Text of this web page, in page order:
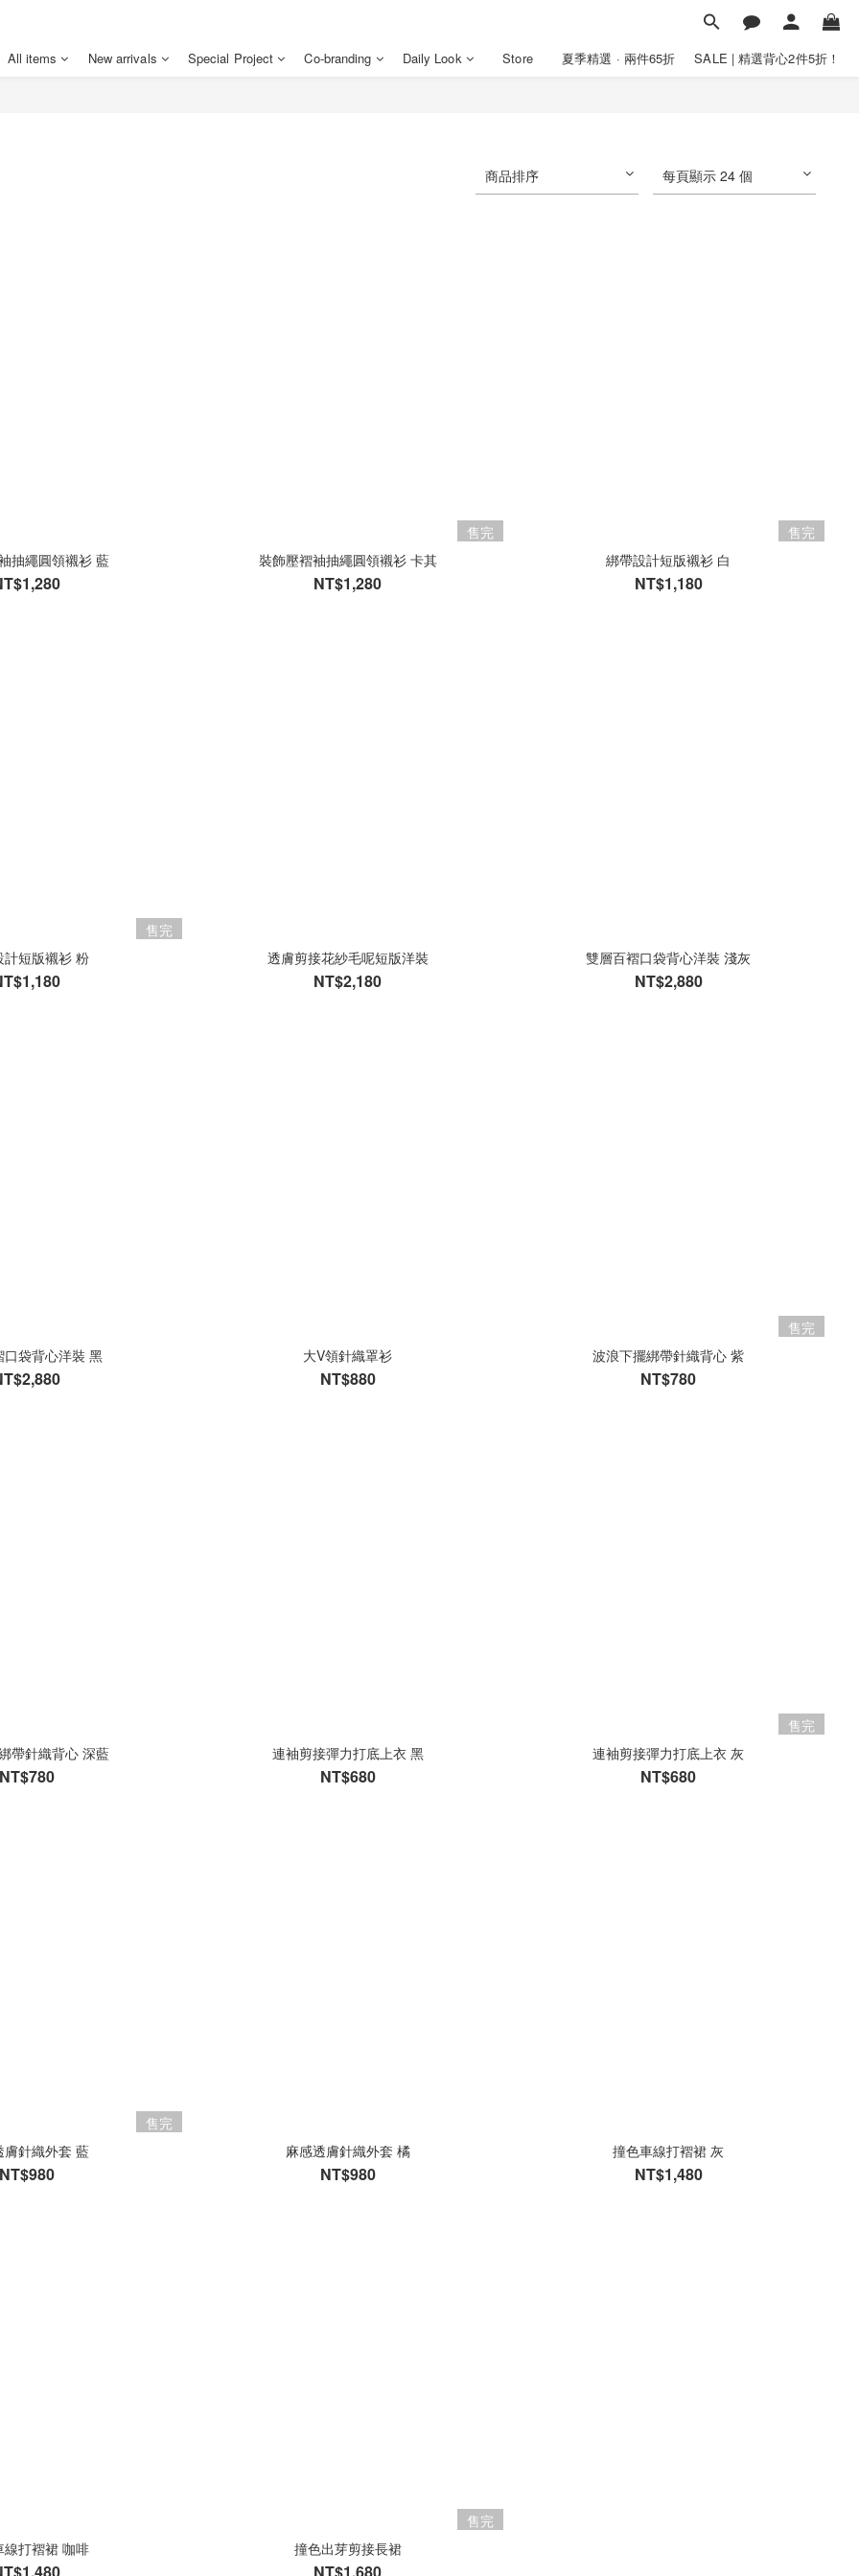
All items New arrivals Special Project Co-branding Daily Look Store 夏季精選 · 兩件65折 SALE | 精選背心2件5折！
商品排序 每頁顯示 24 個
抽繩圓領襯衫 藍
售完
裝飾壓褶袖抽繩圓領襯衫 卡其
NT$1,280
售完
綁帶設計短版襯衫 白
NT$1,180
售完
計短版襯衫 粉
透膚剪接花紗毛呢短版洋裝
NT$2,180
雙層百褶口袋背心洋裝 淺灰
NT$2,880
口袋背心洋裝 黑 大V領針織罩衫
NT$880
售完
波浪下擺綁帶針織背心 紫
NT$780
帶針織背心 深藍 連袖剪接彈力打底上衣 黑
NT$680
售完
連袖剪接彈力打底上衣 灰
NT$680
售完
膚針織外套 藍
麻感透膚針織外套 橘
NT$980
撞色車線打褶裙 灰
NT$1,480
撞色車線打褶裙 咖啡
售完
撞色出芽剪接長裙
NT$1,680